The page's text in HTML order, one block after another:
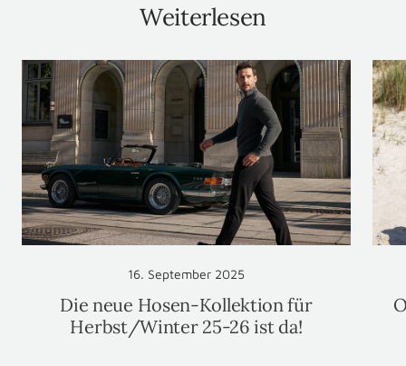
Weiterlesen
16. September 2025
Die neue Hosen-Kollektion für
Herbst/Winter 25-26 ist da!